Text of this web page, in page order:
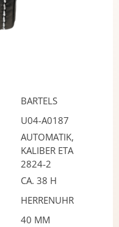
BARTELS
U04-A0187
AUTOMATIK,
KALIBER ETA
2824-2
CA. 38 H
HERRENUHR
40 MM